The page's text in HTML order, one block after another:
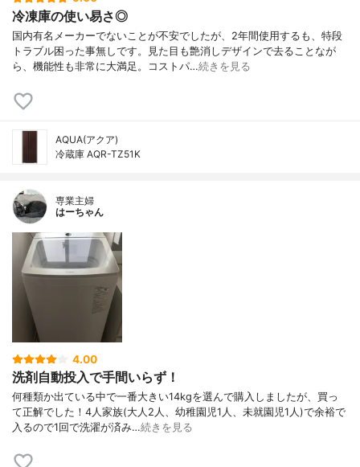
冷凍庫の使い易さ◎
国内有名メーカーでないことが不安でしたが、2年間使用するも、特段
トラブル困った事無しです。見た目も艶消しデザインで去ることなが
ら、機能性も非常に大満足。コストパ…続きを見る
AQUA(アクア)
冷蔵庫 AQR-TZ51K
専業主婦
はーちゃん
4.00
洗剤自動投入で手間いらず！
何種類か出ている中で一番大きい14kgを選んで購入しましたが、買っ
て正解でした！4人家族(大人2人、幼稚園児1人、未就園児1人)で余裕で
入るので1回で洗濯が済み…続きを見る